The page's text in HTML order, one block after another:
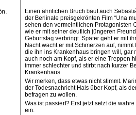
Einen ähnlichen Bruch baut auch
der Berlinale preisgekrönten Film “Una
sehen den vermeintlichen Protagonisten
wie er mit seiner deutlich jüngeren
Geburtstag verbringt. Später geht er mit
Nacht wacht er mit Schmerzen auf,
die ihn ins Krankenhaus bringen will, gar
auch noch am Kopf, als er eine Treppen
immer schlechter und stirbt nach kurzer
Krankenhaus.
Wir merken, dass etwas nicht stimmt.
der Todesnachricht Hals über Kopf, als
befragen zu wollen.
Was ist passiert? Erst jetzt setzt die
ein.